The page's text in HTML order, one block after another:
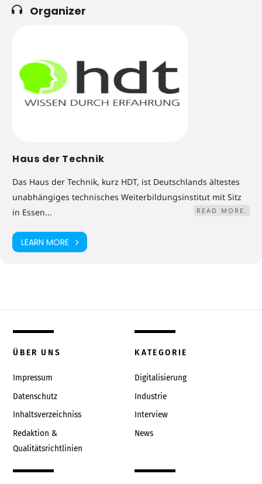
Organizer
Haus der Technik
Das Haus der Technik, kurz HDT, ist Deutschlands ältestes
unabhängiges technisches Weiterbildungsinstitut mit Sitz
in Essen...
READ MORE.
LEARN MORE
ÜBER UNS
Impressum
Datenschutz
Inhaltsverzeichniss
Redaktion &
Qualitätsrichtlinien
KATEGORIE
Digitalisierung
Industrie
Interview
News